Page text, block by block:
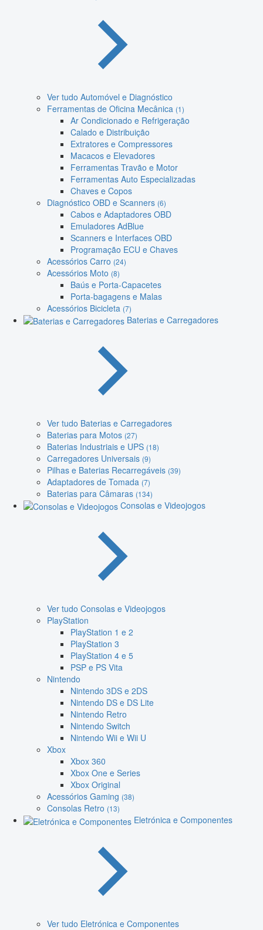
Ver tudo Automóvel e Diagnóstico
Ferramentas de Oficina Mecânica (1)
Ar Condicionado e Refrigeração
Calado e Distribuição
Extratores e Compressores
Macacos e Elevadores
Ferramentas Travão e Motor
Ferramentas Auto Especializadas
Chaves e Copos
Diagnóstico OBD e Scanners (6)
Cabos e Adaptadores OBD
Emuladores AdBlue
Scanners e Interfaces OBD
Programação ECU e Chaves
Acessórios Carro (24)
Acessórios Moto (8)
Baús e Porta-Capacetes
Porta-bagagens e Malas
Acessórios Bicicleta (7)
Baterias e Carregadores
Ver tudo Baterias e Carregadores
Baterias para Motos (27)
Baterias Industriais e UPS (18)
Carregadores Universais (9)
Pilhas e Baterias Recarregáveis (39)
Adaptadores de Tomada (7)
Baterias para Câmaras (134)
Consolas e Videojogos
Ver tudo Consolas e Videojogos
PlayStation
PlayStation 1 e 2
PlayStation 3
PlayStation 4 e 5
PSP e PS Vita
Nintendo
Nintendo 3DS e 2DS
Nintendo DS e DS Lite
Nintendo Retro
Nintendo Switch
Nintendo Wii e Wii U
Xbox
Xbox 360
Xbox One e Series
Xbox Original
Acessórios Gaming (38)
Consolas Retro (13)
Eletrónica e Componentes
Ver tudo Eletrónica e Componentes